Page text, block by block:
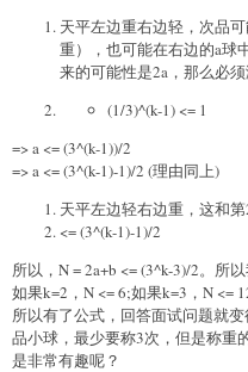
天平左边重右边轻，次品
重），也可能在右边的a球
来的可能性是2a，那么必
(1/3)^(k-1) <= 1
=> a <= (3^(k-1))/2
=> a <= (3^(k-1)-1)/2 (理由同上)
天平左边轻右边重，这和
<= (3^(k-1)-1)/2
所以，N = 2a+b <= (3^k-3)/2。所
如果k=2，N <= 6;如果k=3，N
所以有了公式，回答面试问题就
品小球，最少要称3次，但是称重
是非常有趣呢？